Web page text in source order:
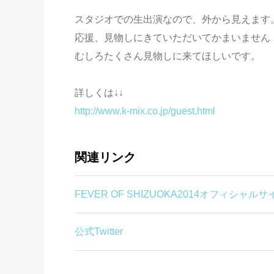
スタジオでの生出演なので、外から見えます
応援、見物しにきていただいてかまいません
むしろたくさん見物しに来てほしいです。
詳しくは↓↓
http://www.k-mix.co.jp/guest.html
関連リンク
FEVER OF SHIZUOKA2014オフィシャルサ
公式Twitter